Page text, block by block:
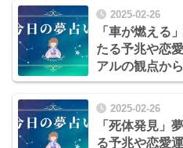
2025-02-26
「車が燃える
たる予兆や恋
アルの観点か
2025-02-26
「死体発見」
る予兆や恋愛